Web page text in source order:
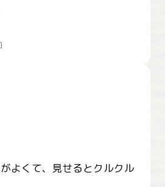
よくて、見せるとクルクル